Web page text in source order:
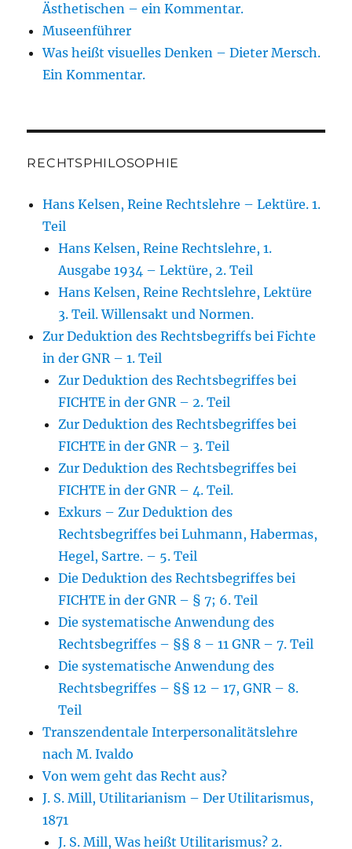
Ästhetischen – ein Kommentar.
Museenführer
Was heißt visuelles Denken – Dieter Mersch.
Ein Kommentar.
RECHTSPHILOSOPHIE
Hans Kelsen, Reine Rechtslehre – Lektüre. 1.
Teil
Hans Kelsen, Reine Rechtslehre, 1.
Ausgabe 1934 – Lektüre, 2. Teil
Hans Kelsen, Reine Rechtslehre, Lektüre
3. Teil. Willensakt und Normen.
Zur Deduktion des Rechtsbegriffs bei Fichte
in der GNR – 1. Teil
Zur Deduktion des Rechtsbegriffes bei
FICHTE in der GNR – 2. Teil
Zur Deduktion des Rechtsbegriffes bei
FICHTE in der GNR – 3. Teil
Zur Deduktion des Rechtsbegriffes bei
FICHTE in der GNR – 4. Teil.
Exkurs – Zur Deduktion des
Rechtsbegriffes bei Luhmann, Habermas,
Hegel, Sartre. – 5. Teil
Die Deduktion des Rechtsbegriffes bei
FICHTE in der GNR – § 7; 6. Teil
Die systematische Anwendung des
Rechtsbegriffes – §§ 8 – 11 GNR – 7. Teil
Die systematische Anwendung des
Rechtsbegriffes – §§ 12 – 17, GNR – 8.
Teil
Transzendentale Interpersonalitätslehre
nach M. Ivaldo
Von wem geht das Recht aus?
J. S. Mill, Utilitarianism – Der Utilitarismus,
1871
J. S. Mill, Was heißt Utilitarismus? 2.